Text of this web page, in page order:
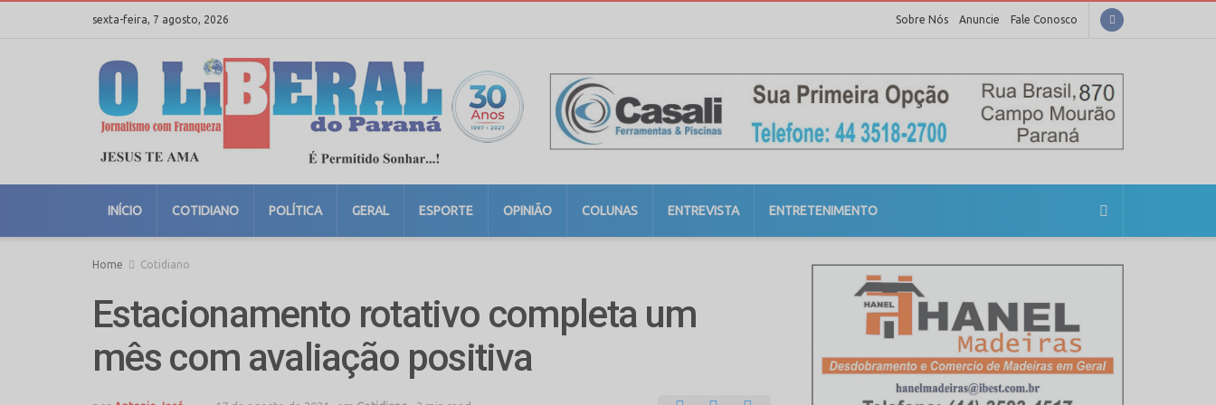
sexta-feira, 7 agosto, 2026 Sobre Nós Anuncie Fale Conosco
INÍCIO COTIDIANO POLÍTICA GERAL ESPORTE OPINIÃO COLUNAS ENTREVISTA ENTRETENIMENTO
Home Cotidiano
Estacionamento rotativo completa um
mês com avaliação positiva